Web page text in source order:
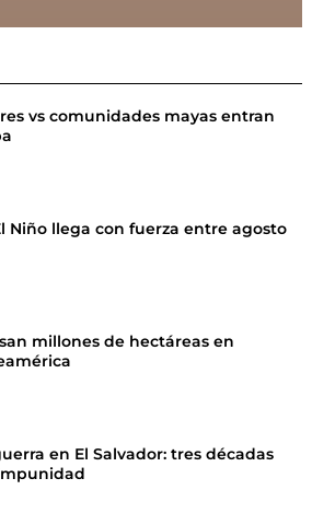
vs comunidades mayas entran
Niño llega con fuerza entre agosto
millones de hectáreas en
en El Salvador: tres décadas